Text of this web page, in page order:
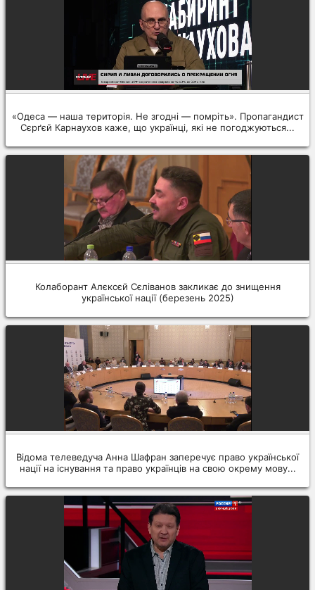
«Одеса — наша територія. Не згодні — помріть». Пропагандист
Сєрґєй Карнаухов каже, що українці, які не погоджуються...
Колаборант Алєксєй Сєліванов закликає до знищення
української нації (березень 2025)
Відома телеведуча Анна Шафран заперечує право української
нації на існування та право українців на свою окрему мову...